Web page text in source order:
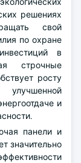
решениях
свой
по охране
в
строчные
росту
и
панели и
значительно